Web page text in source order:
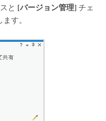
と [バージョン管理]チェ
す。